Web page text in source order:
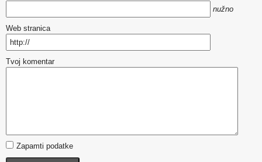
nužno
Web stranica
Tvoj komentar
Zapamti podatke